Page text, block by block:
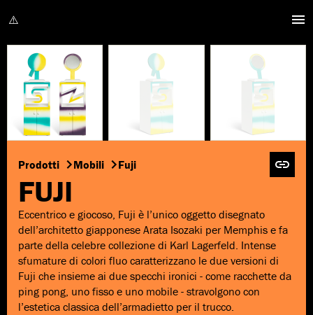
Prodotti Mobili Fuji
FUJI
Eccentrico e giocoso, Fuji è l’unico oggetto disegnato
dell’architetto giapponese Arata Isozaki per Memphis e fa
parte della celebre collezione di Karl Lagerfeld. Intense
sfumature di colori fluo caratterizzano le due versioni di
Fuji che insieme ai due specchi ironici - come racchette da
ping pong, uno fisso e uno mobile - stravolgono con
l’estetica classica dell’armadietto per il trucco.